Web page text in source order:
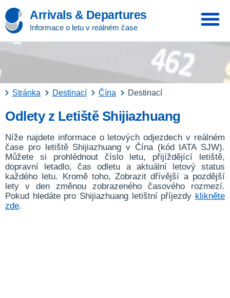
Arrivals & Departures
Informace o letu v reálném čase
Stránka Destinací Čína Destinací
Odlety z Letiště Shijiazhuang
Níže najdete informace o letových odjezdech v reálném
čase pro letiště Shijiazhuang v Čína (kód IATA SJW).
Můžete si prohlédnout číslo letu, přijíždějící letiště,
dopravní letadlo, čas odletu a aktuální letový status
každého letu. Kromě toho, Zobrazit dřívější a pozdější
lety v den změnou zobrazeného časového rozmezí.
Pokud hledáte pro Shijiazhuang letištní příjezdy klikněte
zde.